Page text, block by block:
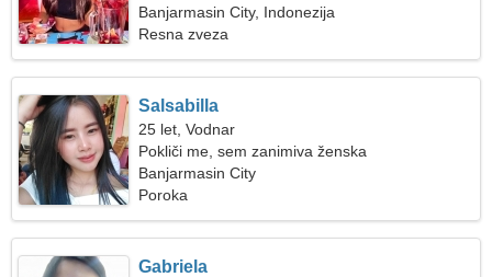
Banjarmasin City, Indonezija
Resna zveza
Salsabilla
25 let, Vodnar
Pokliči me, sem zanimiva ženska
Banjarmasin City
Poroka
Gabriela